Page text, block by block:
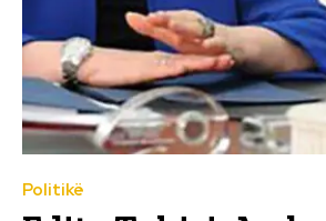
Politikë